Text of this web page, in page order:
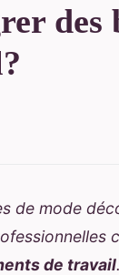
des
de mode
de travail